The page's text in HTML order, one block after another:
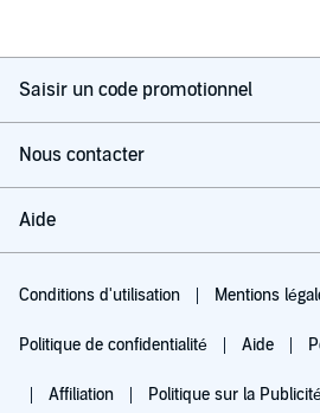
Saisir un code promotionnel
Nous contacter
Aide
Conditions d'utilisation Mentions
Politique de confidentialité Aide
Affiliation Politique sur la